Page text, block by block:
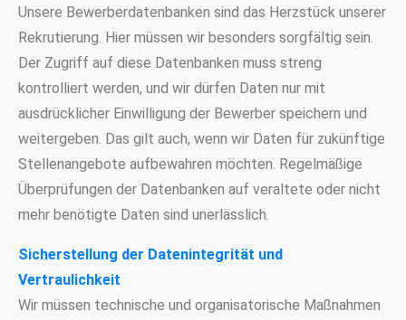
Unsere Bewerberdatenbanken sind das Herzstück unserer
Rekrutierung. Hier müssen wir besonders sorgfältig sein.
Der Zugriff auf diese Datenbanken muss streng
kontrolliert werden, und wir dürfen Daten nur mit
ausdrücklicher Einwilligung der Bewerber speichern und
weitergeben. Das gilt auch, wenn wir Daten für zukünftige
Stellenangebote aufbewahren möchten. Regelmäßige
Überprüfungen der Datenbanken auf veraltete oder nicht
mehr benötigte Daten sind unerlässlich.
Sicherstellung der Datenintegrität und
Vertraulichkeit
Wir müssen technische und organisatorische Maßnahmen